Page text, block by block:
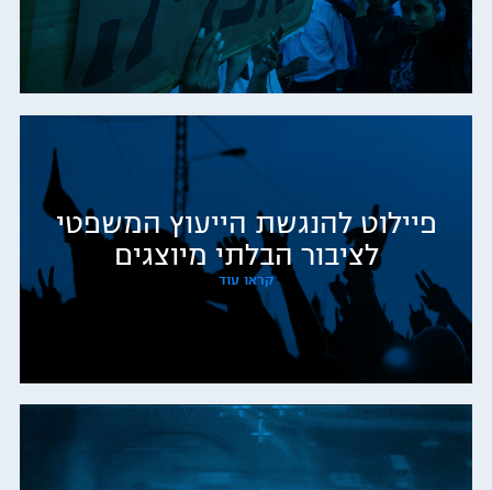
פיילוט להנגשת הייעוץ המשפטי
לציבור הבלתי מיוצגים
קראו עוד